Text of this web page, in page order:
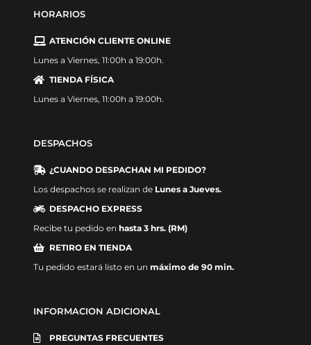
HORARIOS
ATENCIÓN CLIENTE ONLINE
Lunes a Viernes, 11:00h a 19:00h.
TIENDA FÍSICA
Lunes a Viernes, 11:00h a 19:00h.
DESPACHOS
¿CUANDO DESPACHAN MI PEDIDO?
Los despachos se realizan de Lunes a Jueves.
DESPACHO EXPRESS
Recibe tu pedido en hasta 3 hrs. (RM)
RETIRO EN TIENDA
Tu pedido estará listo en un máximo de 90 min.
INFORMACION ADICIONAL
PREGUNTAS FRECUENTES